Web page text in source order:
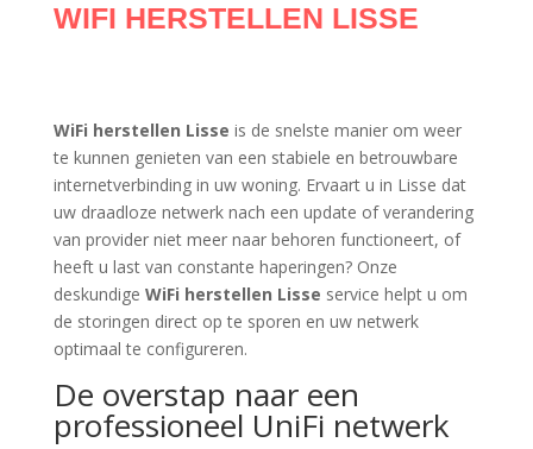
WIFI HERSTELLEN LISSE
WiFi herstellen Lisse is de snelste manier om weer
te kunnen genieten van een stabiele en betrouwbare
internetverbinding in uw woning. Ervaart u in Lisse dat
uw draadloze netwerk nach een update of verandering
van provider niet meer naar behoren functioneert, of
heeft u last van constante haperingen? Onze
deskundige WiFi herstellen Lisse service helpt u om
de storingen direct op te sporen en uw netwerk
optimaal te configureren.
De overstap naar een
professioneel UniFi netwerk